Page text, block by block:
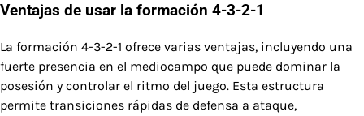
Ventajas de usar la formación 4-3-2-1
La formación 4-3-2-1 ofrece varias ventajas, incluyendo una
fuerte presencia en el mediocampo que puede dominar la
posesión y controlar el ritmo del juego. Esta estructura
permite transiciones rápidas de defensa a ataque,